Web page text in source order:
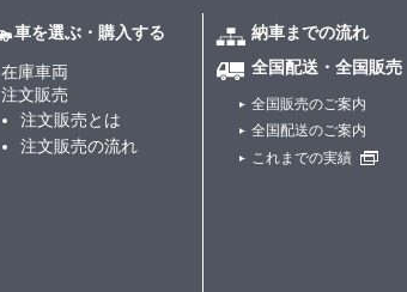
車を選ぶ・購入する
在庫車両
注文販売
注文販売とは
注文販売の流れ
納車までの流れ
全国配送・全国販売
全国販売のご案内
全国配送のご案内
これまでの実績